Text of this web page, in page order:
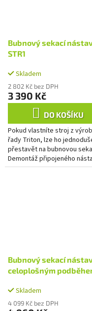
Bubnový sekací
STR1
Skladem
2 802 Kč bez DPH
3 390 Kč
DO KOŠÍKU
Pokud vlastníte stroj z
řady Triton, lze ho
přestavět na bubnovou
Demontáž připojeného
a nasazení sekacího
Bubnový sekací
celoplošným
Skladem
4 099 Kč bez DPH